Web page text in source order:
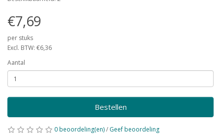
€7,69
per stuks
Excl. BTW: €6,36
Aantal
Bestellen
0 beoordeling(en)/ Geef beoordeling